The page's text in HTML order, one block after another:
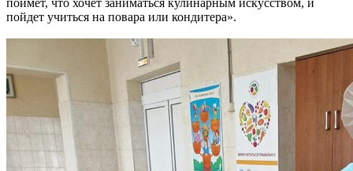
поймет, что хочет заниматься кулинарным искусством, и
пойдет учиться на повара или кондитера».